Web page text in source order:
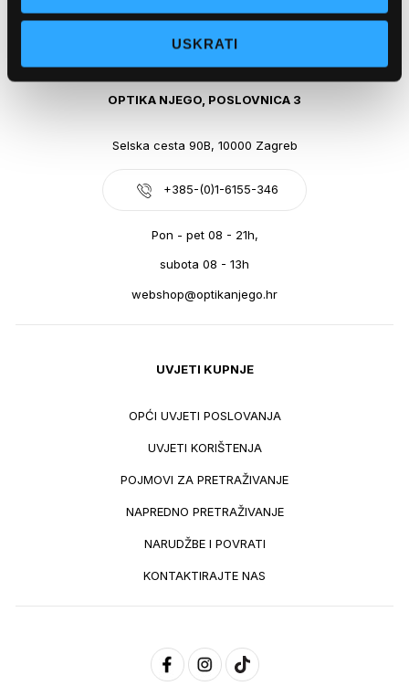
USKRATI
Sub: 07-21h
webshop@optikanjego.hr
OPTIKA NJEGO, POSLOVNICA 3
Selska cesta 90B, 10000 Zagreb
+385-(0)1-6155-346
Pon - pet 08 - 21h,
subota 08 - 13h
webshop@optikanjego.hr
UVJETI KUPNJE
OPĆI UVJETI POSLOVANJA
UVJETI KORIŠTENJA
POJMOVI ZA PRETRAŽIVANJE
NAPREDNO PRETRAŽIVANJE
NARUDŽBE I POVRATI
KONTAKTIRAJTE NAS